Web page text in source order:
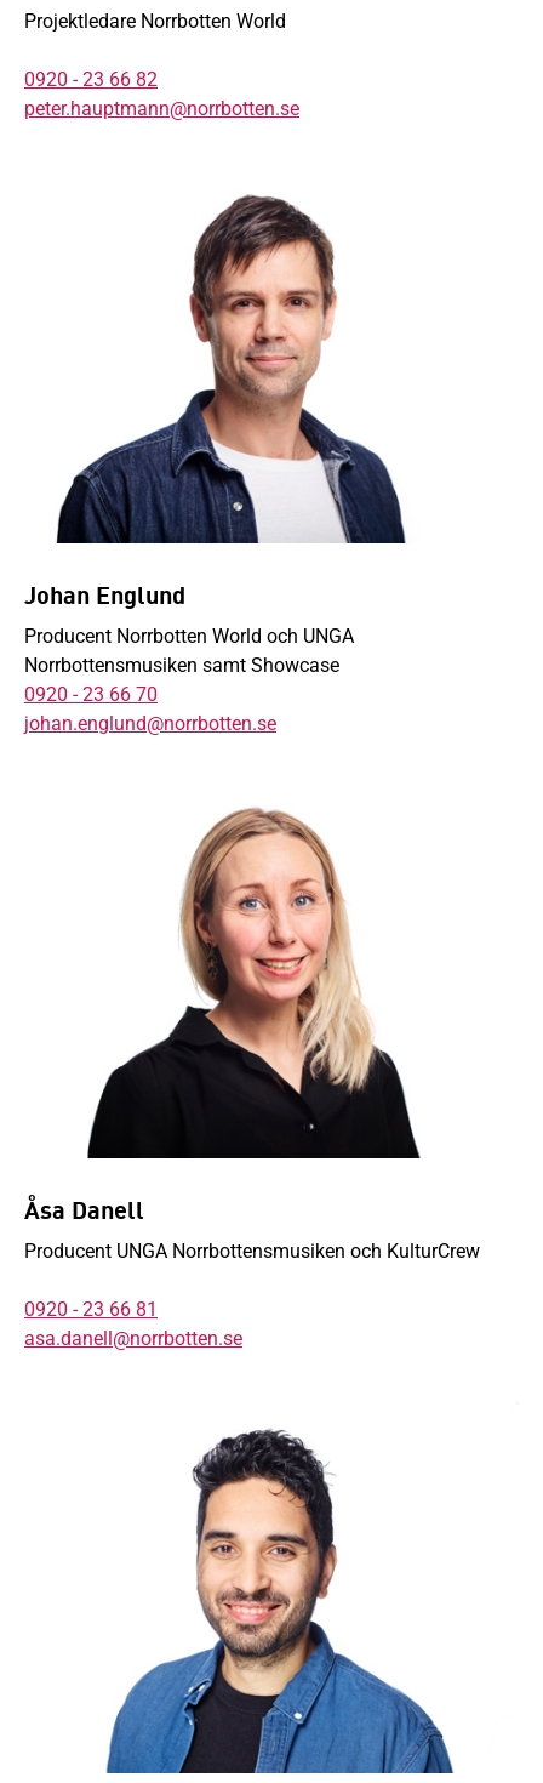
Projektledare Norrbotten World
0920 - 23 66 82
peter.hauptmann@norrbotten.se
Johan Englund
Producent Norrbotten World och UNGA
Norrbottensmusiken samt Showcase
0920 - 23 66 70
johan.englund@norrbotten.se
Åsa Danell
Producent UNGA Norrbottensmusiken och KulturCrew
0920 - 23 66 81
asa.danell@norrbotten.se